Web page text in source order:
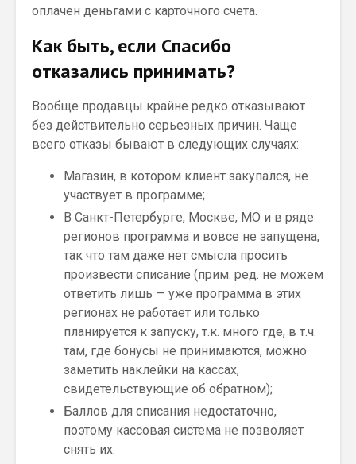
оплачен деньгами с карточного счета.
Как быть, если Спасибо
отказались принимать?
Вообще продавцы крайне редко отказывают
без действительно серьезных причин. Чаще
всего отказы бывают в следующих случаях:
Магазин, в котором клиент закупался, не
участвует в программе;
В Санкт-Петербурге, Москве, МО и в ряде
регионов программа и вовсе не запущена,
так что там даже нет смысла просить
произвести списание (прим. ред. не можем
ответить лишь — уже программа в этих
регионах не работает или только
планируется к запуску, т.к. много где, в т.ч.
там, где бонусы не принимаются, можно
заметить наклейки на кассах,
свидетельствующие об обратном);
Баллов для списания недостаточно,
поэтому кассовая система не позволяет
снять их.